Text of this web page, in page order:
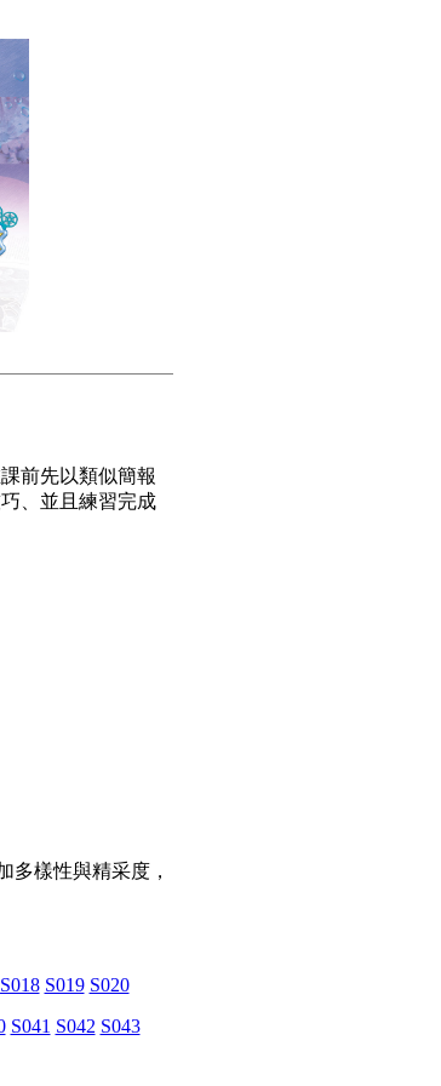
前先以類似簡報
、並且練習完成
多樣性與精采度，
S018 S019 S020
S041 S042 S043